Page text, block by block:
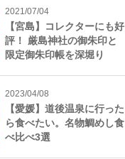
2021/07/04
【宮島】コレクターにも好
評！ 厳島神社の御朱印と
限定御朱印帳を深堀り
2023/04/08
【愛媛】道後温泉に行った
ら食べたい。名物鯛めし食
べ比べ3選